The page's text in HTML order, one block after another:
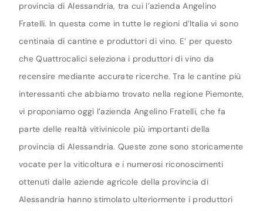
provincia di Alessandria, tra cui l’azienda Angelino
Fratelli. In questa come in tutte le regioni d’Italia vi sono
centinaia di cantine e produttori di vino. E’ per questo
che Quattrocalici seleziona i produttori di vino da
recensire mediante accurate ricerche. Tra le cantine più
interessanti che abbiamo trovato nella regione Piemonte,
vi proponiamo oggi l’azienda Angelino Fratelli, che fa
parte delle realtà vitivinicole più importanti della
provincia di Alessandria. Queste zone sono storicamente
vocate per la viticoltura e i numerosi riconoscimenti
ottenuti dalle aziende agricole della provincia di
Alessandria hanno stimolato ulteriormente i produttori